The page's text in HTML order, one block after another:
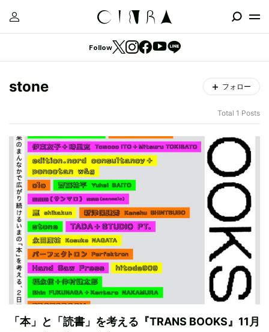
Follow
stone フォロー
Total 1 Posts
「本」と「読書」を考える『TRANS BOOKS』11月